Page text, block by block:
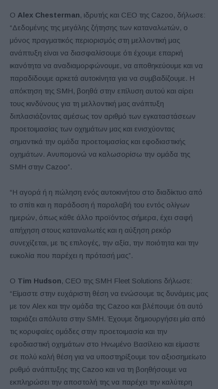
Ο Alex Chesterman, ιδρυτής και CEO της Cazoo, δήλωσε:
“Δεδομένης της μεγάλης ζήτησης των καταναλωτών, ο
μόνος πραγματικός περιορισμός στη μελλοντική μας
ανάπτυξη είναι να διασφαλίσουμε ότι έχουμε επαρκή
ικανότητα να αναδιαμορφώνουμε, να αποθηκεύουμε και να
παραδίδουμε αρκετά αυτοκίνητα για να συμβαδίζουμε. Η
απόκτηση της SMH, βοηθά στην επίλυση αυτού και αίρει
τους κινδύνους για τη μελλοντική μας ανάπτυξη
διπλασιάζοντας αμέσως τον αριθμό των εγκαταστάσεων
προετοιμασίας των οχημάτων μας και ενισχύοντας
σημαντικά την ομάδα προετοιμασίας και εφοδιαστικής
οχημάτων. Ανυπομονώ να καλωσορίσω την ομάδα της
SMH στην Cazoo”.
“Η αγορά ή η πώληση ενός αυτοκινήτου στο διαδίκτυο από
το σπίτι και η παράδοση ή παραλαβή του εντός ολίγων
ημερών, όπως κάθε άλλο προϊόντος σήμερα, έχει σαφή
απήχηση στους καταναλωτές και η αύξηση ρεκόρ
συνεχίζεται, με τις επιλογές, την αξία, την ποιότητα και την
ευκολία που παρέχει η πρότασή μας”.
Ο Tim Hudson, CEO της SMH Fleet Solutions δήλωσε:
“Είμαστε στην ευχάριστη θέση να ενώσουμε τις δυνάμεις μας
με τον Alex και την ομάδα της Cazoo και βλέπουμε ότι αυτό
ταιριάζει απόλυτα στην SMH. Έχουμε δημιουργήσει μία από
τις κορυφαίες ομάδες στην προετοιμασία και την
εφοδιαστική οχημάτων στο Ηνωμένο Βασίλειο και είμαστε
σε πολύ καλή θέση για να υποστηρίξουμε τον αξιοσημείωτο
ρυθμό ανάπτυξης της Cazoo και να τη βοηθήσουμε να
εκπληρώσει την αποστολή της να παρέχει την καλύτερη